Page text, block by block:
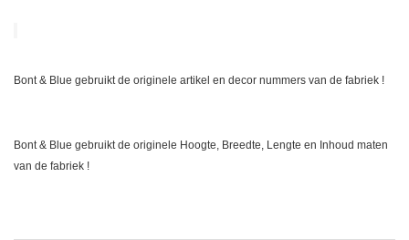
Bont & Blue gebruikt de originele artikel en decor nummers van de fabriek !
Bont & Blue gebruikt de originele Hoogte, Breedte, Lengte en Inhoud maten
van de fabriek !